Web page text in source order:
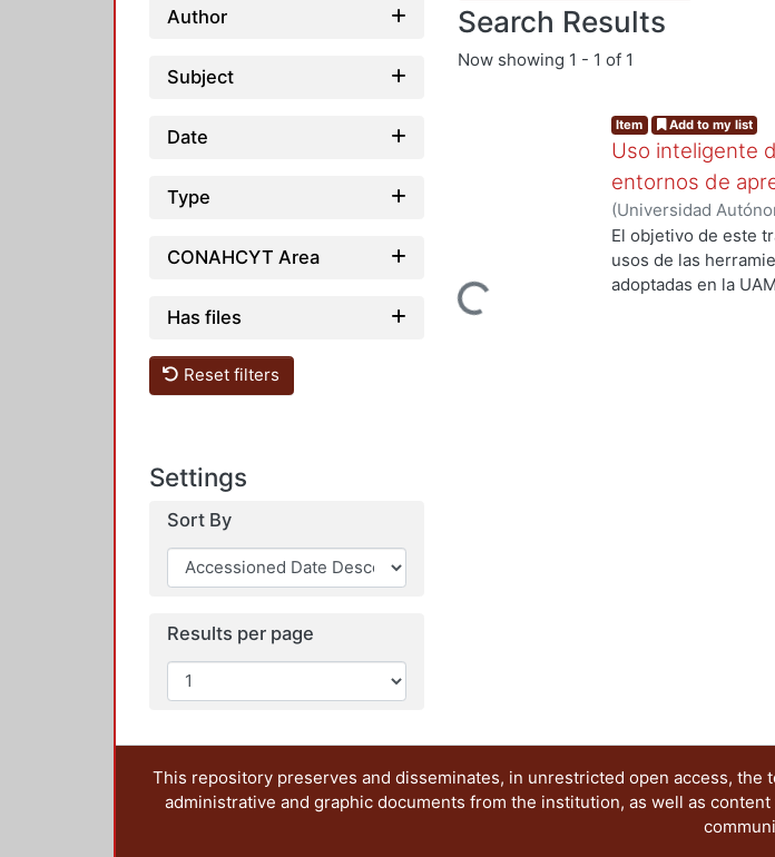
Author
Subject
Date
Type
CONAHCYT Area
Has files
Reset filters
Settings
Sort By
Results per page
Search Results
Now showing 1 - 1 of 1
Loading...
Item Add to my list
Uso inteligente
entornos de
(Universidad
Académica.,2021)
García, Merary
Alejandra; Tarango
El objetivo de este
usos de las
adoptadas en la
This repository preserves and disseminates, in unrestricted open access, the
administrative and graphic documents from the institution, as well as